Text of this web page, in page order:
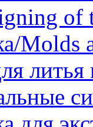
of
Molds
литья